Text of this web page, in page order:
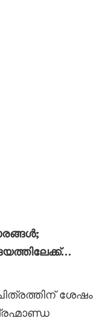
ശേഷം